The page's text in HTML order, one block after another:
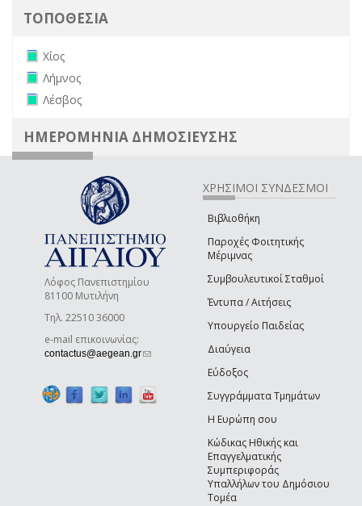
ΤΟΠΟΘΕΣΙΑ
Remove Χίος filter
Χίος
Remove Λήμνος filter
Λήμνος
Remove Λέσβος filter
Λέσβος
ΗΜΕΡΟΜΗΝΙΑ ΔΗΜΟΣΙΕΥΣΗΣ
Λόφος Πανεπιστημίου
81100 Μυτιλήνη
Τηλ. 22510 36000
e-mail επικοινωνίας:
contactus@aegean.gr(link sends e-mail)
ΧΡΗΣΙΜΟΙ ΣΥΝΔΕΣΜΟΙ
Βιβλιοθήκη
Παροχές Φοιτητικής
Μέριμνας
Συμβουλευτικοί Σταθμοί
Έντυπα / Αιτήσεις
Υπουργείο Παιδείας
Διαύγεια
Εύδοξος
Συγγράμματα Τμημάτων
Η Ευρώπη σου
Κώδικας Ηθικής και
Επαγγελματικής
Συμπεριφοράς
Υπαλλήλων του Δημόσιου
Τομέα